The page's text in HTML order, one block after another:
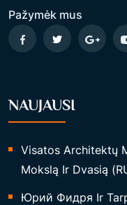
Pažymėk mus
NAUJAUSI
Visatos Architektų
Mokslą Ir Dvasią
Юрий Фидря Ir